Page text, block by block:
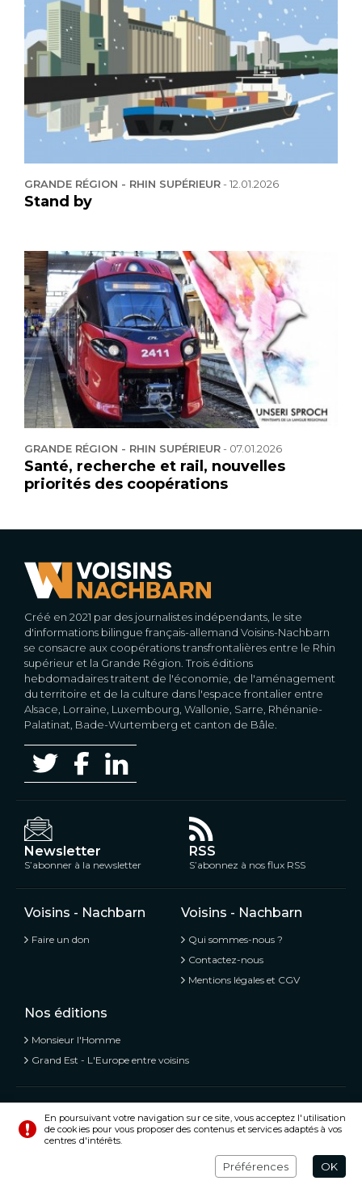
GRANDE RÉGION - RHIN SUPÉRIEUR-12.01.2026
Stand by
GRANDE RÉGION - RHIN SUPÉRIEUR- 07.01.2026
Santé, recherche et rail, nouvelles
priorités des coopérations
Créé en 2021 par des journalistes indépendants, le site
d'informations bilingue français-allemand Voisins-Nachbarn
se consacre aux coopérations transfrontalières entre le Rhin
supérieur et la Grande Région. Trois éditions
hebdomadaires traitent de l'économie, de l'aménagement
du territoire et de la culture dans l'espace frontalier entre
Alsace, Lorraine, Luxembourg, Wallonie, Sarre, Rhénanie-
Palatinat, Bade-Wurtemberg et canton de Bâle.
Newsletter
S’abonner à la newsletter
RSS
S’abonnez à nos flux RSS
Voisins - Nachbarn
Faire un don
Voisins - Nachbarn
Qui sommes-nous ?
Contactez-nous
Mentions légales et CGV
Nos éditions
Monsieur l'Homme
Grand Est - L'Europe entre voisins
Voisins - Nachbarn, L’information libre et mitoyenne
© Tous droits réservés 2020 - 2026
En poursuivant votre navigation sur ce site, vous acceptez l'utilisation
de cookies pour vous proposer des contenus et services adaptés à vos
centres d'intérêts.
Préférences OK